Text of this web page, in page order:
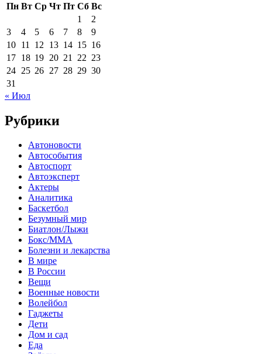
Пн Вт Ср Чт Пт Сб Вс
1
2
3
4 5 6 7 8
9
10 11 12 13 14 15 16
17 18 19 20 21 22 23
24 25 26 27 28 29 30
31
« Июл
Рубрики
Автоновости
Автособытия
Автоспорт
Автоэксперт
Актеры
Аналитика
Баскетбол
Безумный мир
Биатлон/Лыжи
Бокс/MMA
Болезни и лекарства
В мире
В России
Вещи
Военные новости
Волейбол
Гаджеты
Дети
Дом и сад
Еда